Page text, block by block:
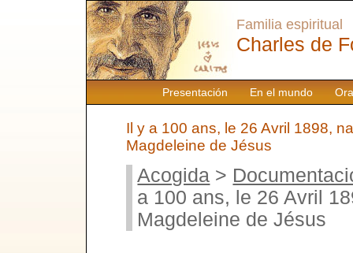
Presentación En el mundo
Familia espiritual
Charles de
Il y a 100 ans, le 26 Avril 1898,
Magdeleine de Jésus
Acogida >
a 100 ans, le 26 Avril
Magdeleine de Jésus